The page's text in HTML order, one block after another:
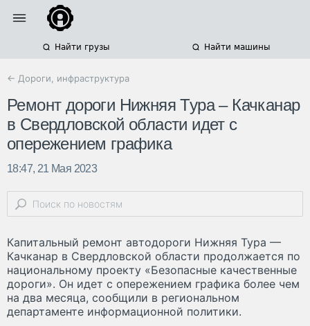
Найти грузы Найти машины
← Дороги, инфраструктура
Ремонт дороги Нижняя Тура – Качканар
в Свердловской области идет с
опережением графика
18:47, 21 Мая 2023
Капитальный ремонт автодороги Нижняя Тура —
Качканар в Свердловской области продолжается по
национальному проекту «Безопасные качественные
дороги». Он идет с опережением графика более чем
на два месяца, сообщили в региональном
департаменте информационной политики.